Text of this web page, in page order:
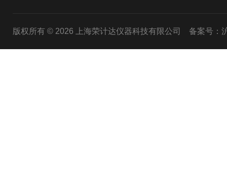
版权所有 © 2026 上海荣计达仪器科技有限公司 备案号：